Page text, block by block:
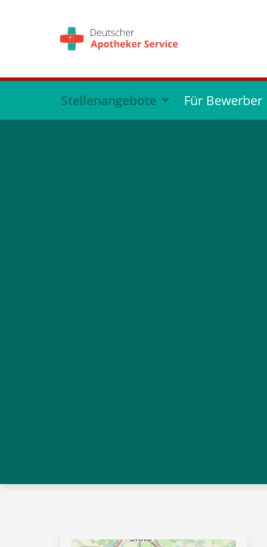
Stellenangebote Für Bewerber